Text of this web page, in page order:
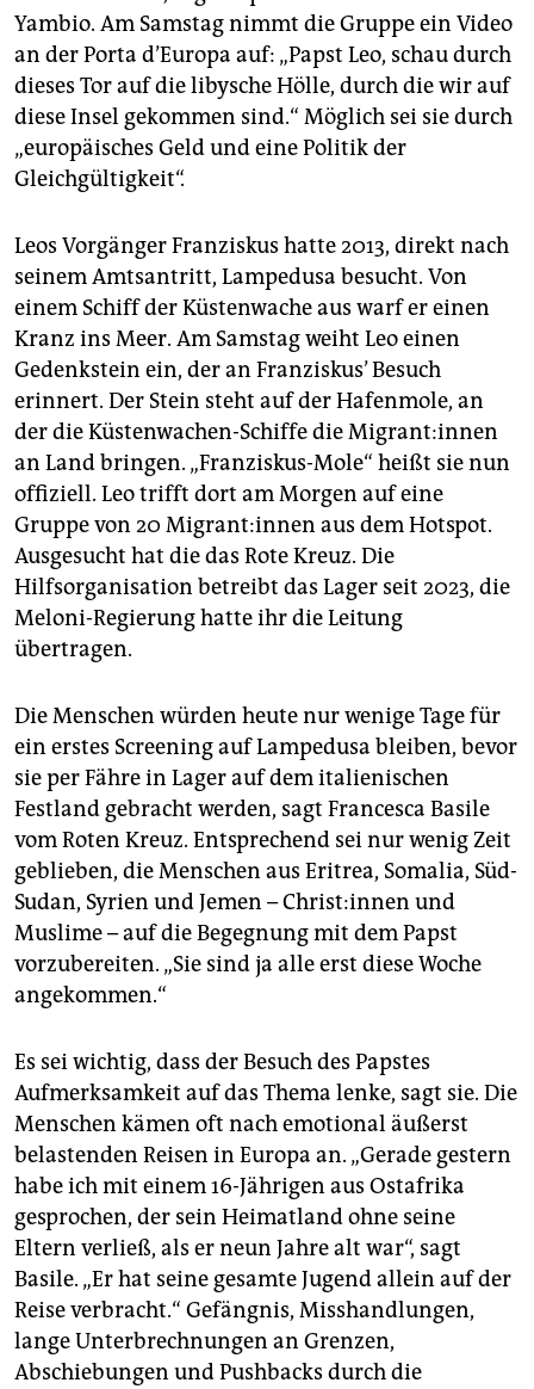
Yambio. Am Samstag nimmt die Gruppe ein Video
an der Porta d’Europa auf: „Papst Leo, schau durch
dieses Tor auf die libysche Hölle, durch die wir auf
diese Insel gekommen sind.“ Möglich sei sie durch
„europäisches Geld und eine Politik der
Gleichgültigkeit“.
Leos Vorgänger Franziskus hatte 2013, direkt nach
seinem Amtsantritt, Lampedusa besucht. Von
einem Schiff der Küstenwache aus warf er einen
Kranz ins Meer. Am Samstag weiht Leo einen
Gedenkstein ein, der an Franziskus’ Besuch
erinnert. Der Stein steht auf der Hafenmole, an
der die Küstenwachen-Schiffe die Mi­gran­t:in­nen
an Land bringen. „Franziskus-Mole“ heißt sie nun
offiziell. Leo trifft dort am Morgen auf eine
Gruppe von 20 Mi­gran­t:in­nen aus dem Hotspot.
Ausgesucht hat die das Rote Kreuz. Die
Hilfsorganisation betreibt das Lager seit 2023, die
Meloni-Regierung hatte ihr die Leitung
übertragen.
Die Menschen würden heute nur wenige Tage für
ein erstes Screening auf Lampedusa bleiben, bevor
sie per Fähre in Lager auf dem italienischen
Festland gebracht werden, sagt Francesca Basile
vom Roten Kreuz. Entsprechend sei nur wenig Zeit
geblieben, die Menschen aus Eritrea, Somalia, Süd-
Sudan, Syrien und Jemen – Chris­t:in­nen und
Muslime – auf die Begegnung mit dem Papst
vorzubereiten. „Sie sind ja alle erst diese Woche
angekommen.“
Es sei wichtig, dass der Besuch des Papstes
Aufmerksamkeit auf das Thema lenke, sagt sie. Die
Menschen kämen oft nach emotional äußerst
belastenden Reisen in Europa an. „Gerade gestern
habe ich mit einem 16-Jährigen aus Ostafrika
gesprochen, der sein Heimatland ohne seine
Eltern verließ, als er neun Jahre alt war“, sagt
Basile. „Er hat seine gesamte Jugend allein auf der
Reise verbracht.“ Gefängnis, Misshandlungen,
lange Unterbrechnungen an Grenzen,
Abschiebungen und Pushbacks durch die